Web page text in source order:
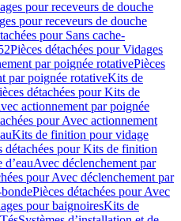
pour receveurs de douche
pour receveurs de douche
pour Sans cache-
Pièces détachées pour Vidages
par poignée rotativePièces
par poignée rotativeKits de
détachées pour Kits de
actionnement par poignée
pour Avec actionnement
Kits de finition pour vidage
détachées pour Kits de finition
Avec déclenchement par
pour Avec déclenchement par
Pièces détachées pour Avec
pour baignoiresKits de